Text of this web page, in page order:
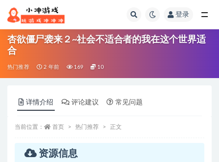
登录
杏欲僵尸袭来２~社会不适合者的我在这个世界适
合
热门推荐 2 年前 169 10
详情介绍 评论建议 常见问题
当前位置： 首页 热门推荐 正文
资源信息